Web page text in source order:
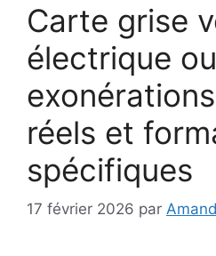
Carte grise
électrique
réels et
spécifiques
17 février 2026 par